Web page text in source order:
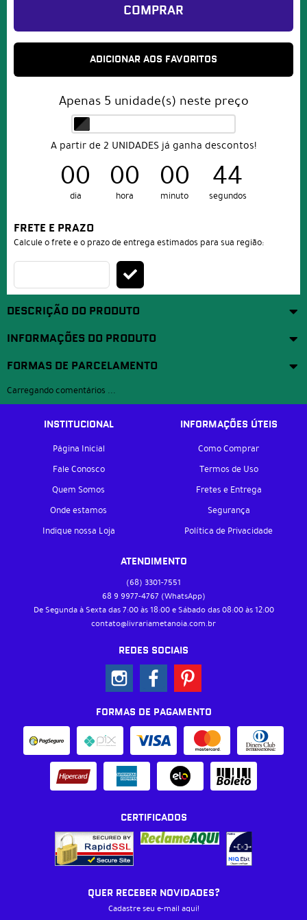
COMPRAR
ADICIONAR AOS FAVORITOS
Apenas 5 unidade(s) neste preço
A partir de 2 UNIDADES já ganha descontos!
00
dia
00
hora
00
minuto
44
segundos
FRETE E PRAZO
Calcule o frete e o prazo de entrega estimados para sua região:
DESCRIÇÃO DO PRODUTO
INFORMAÇÕES DO PRODUTO
FORMAS DE PARCELAMENTO
Carregando comentários ...
INSTITUCIONAL
Página Inicial
Fale Conosco
Quem Somos
Onde estamos
Indique nossa Loja
INFORMAÇÕES ÚTEIS
Como Comprar
Termos de Uso
Fretes e Entrega
Segurança
Política de Privacidade
ATENDIMENTO
(68) 3301-7551
68 9 9977-4767 (WhatsApp)
De Segunda à Sexta das 7:00 às 18:00 e Sábado das 08:00 às 12:00
contato@livrariametanoia.com.br
REDES SOCIAIS
FORMAS DE PAGAMENTO
CERTIFICADOS
QUER RECEBER NOVIDADES?
Cadastre seu e-mail aqui!